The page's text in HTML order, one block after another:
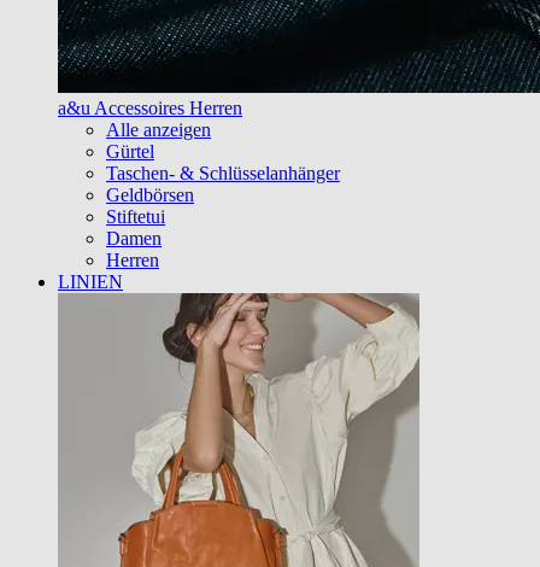
a&u Accessoires Herren
Alle anzeigen
Gürtel
Taschen- & Schlüsselanhänger
Geldbörsen
Stiftetui
Damen
Herren
LINIEN